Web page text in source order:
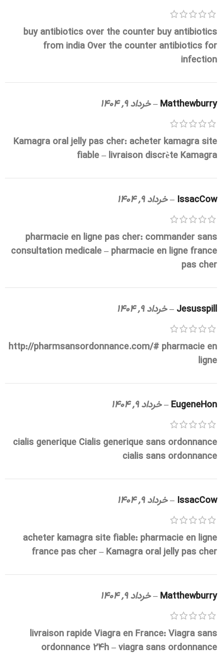
buy antibiotics over the counter buy antibiotics
from india Over the counter antibiotics for
infection
Matthewburry
–خرداد 9, 1404
Kamagra oral jelly pas cher: acheter kamagra site
fiable– livraison discrète Kamagra
IssacCow
–خرداد 9, 1404
pharmacie en ligne pas cher: commander sans
consultation medicale– pharmacie en ligne france
pas cher
Jesusspill
–خرداد 9, 1404
http://pharmsansordonnance.com/# pharmacie en
ligne
EugeneHon
–خرداد 9, 1404
cialis generique Cialis generique sans ordonnance
cialis sans ordonnance
IssacCow
–خرداد 9, 1404
acheter kamagra site fiable: pharmacie en ligne
france pas cher– Kamagra oral jelly pas cher
Matthewburry
–خرداد 9, 1404
livraison rapide Viagra en France:Viagra sans
ordonnance 24h– viagra sans ordonnance